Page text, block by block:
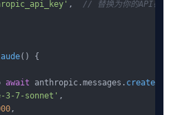
, // 替换为你的API密钥
( ) {
await anthropic.messages . create
3-7-sonnet' ,
,